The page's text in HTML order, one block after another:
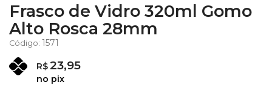
aos
Frasco de Vidro 320ml Gomo
Alto Rosca 28mm
Código: 1571
R$23,95
no pix